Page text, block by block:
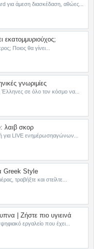
άμεση διασκέδαση, αθώες...
εκατομμυριούχος;
Ποιος θα γίνει...
γνωριμίες
σε όλο τον κόσμο να...
λαιβ σκορ
LIVE ενημέρωσηαγώνων...
Greek Style
τραβήξτε και στείλτε...
| Ζήστε πιο υγιεινά
εργαλείο που έχει...